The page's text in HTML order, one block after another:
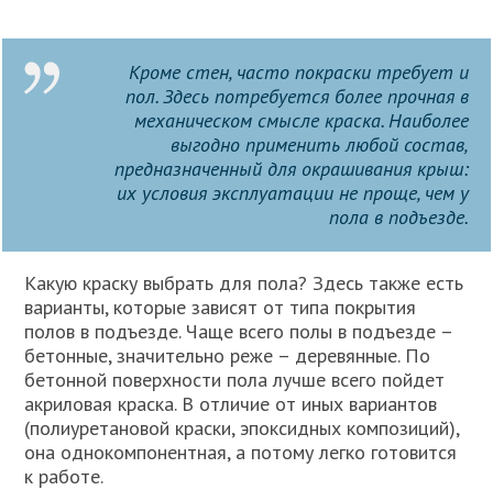
Кроме стен, часто покраски требует и
пол. Здесь потребуется более прочная в
механическом смысле краска. Наиболее
выгодно применить любой состав,
предназначенный для окрашивания крыш:
их условия эксплуатации не проще, чем у
пола в подъезде.
Какую краску выбрать для пола? Здесь также есть
варианты, которые зависят от типа покрытия
полов в подъезде. Чаще всего полы в подъезде –
бетонные, значительно реже – деревянные. По
бетонной поверхности пола лучше всего пойдет
акриловая краска. В отличие от иных вариантов
(полиуретановой краски, эпоксидных композиций),
она однокомпонентная, а потому легко готовится
к работе.